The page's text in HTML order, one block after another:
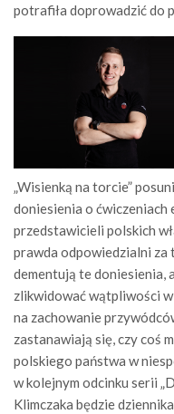
potrafiła doprowadzić do
„Wisienką na torcie”
doniesienia o ćwiczeniach
przedstawicieli polskich
prawda odpowiedzialni
dementują te doniesienia,
zlikwidować wątpliwości
na zachowanie
zastanawiają się, czy coś
polskiego państwa w
w kolejnym odcinku serii
Klimczaka będzie